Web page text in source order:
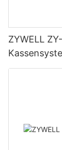
ZYWELL
USB+LAN/